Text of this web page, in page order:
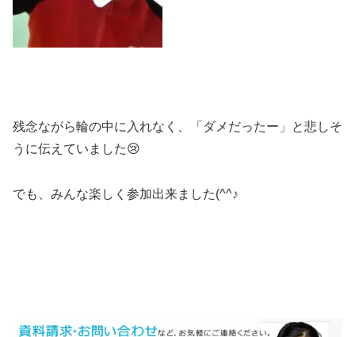
残念ながら輪の中に入れなく、「ダメだったー」と悲しそ
うに伝えていました😢
でも、みんな楽しく参加出来ました(^^♪